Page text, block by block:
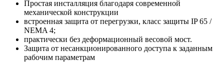
Простая инсталляция благодаря современной
механической конструкции
встроенная защита от перегрузки, класс защиты IP 65 /
NEMA 4;
практически без деформационный весовой мост.
Защита от несанкционированного доступа к заданным
рабочим параметрам